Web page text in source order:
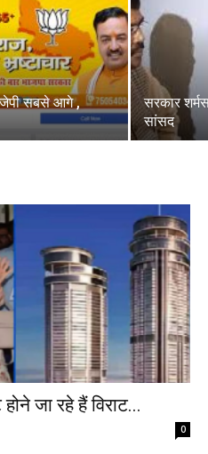
सबसे आगे ,
सरकार
सांसद
जा रहे हैं विराट...
0